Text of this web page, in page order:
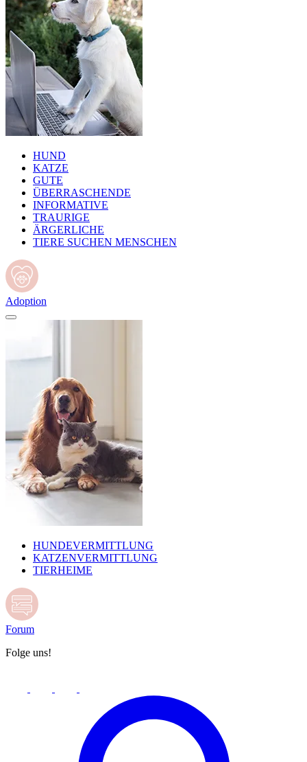
HUND
KATZE
GUTE
ÜBERRASCHENDE
INFORMATIVE
TRAURIGE
ÄRGERLICHE
TIERE SUCHEN MENSCHEN
Adoption
HUNDEVERMITTLUNG
KATZENVERMITTLUNG
TIERHEIME
Forum
Folge uns!